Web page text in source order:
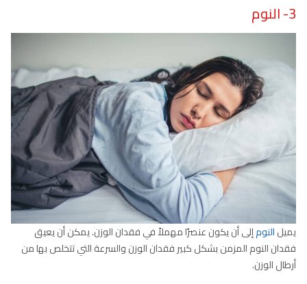
3- النوم
يميلالنومإلى أن يكون عنصرًا مهملاً في فقدان الوزن. يمكن أن يعيق
فقدان النوم المزمن بشكل كبير فقدان الوزن والسرعة التي تتخلص بها من
أرطال الوزن.